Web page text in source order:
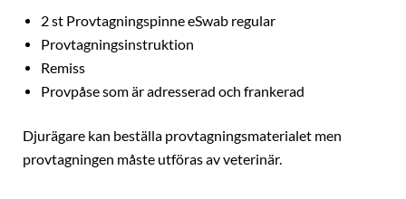
2 st Provtagningspinne eSwab regular
Provtagningsinstruktion
Remiss
Provpåse som är adresserad och frankerad
Djurägare kan beställa provtagningsmaterialet men
provtagningen måste utföras av veterinär.